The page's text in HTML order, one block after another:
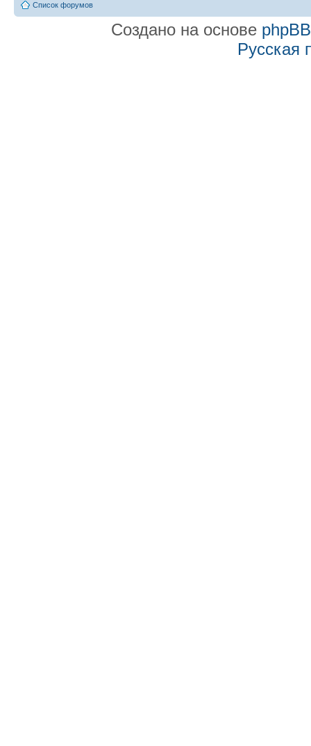
Список форумов
Создано на основе phpBB
Русская